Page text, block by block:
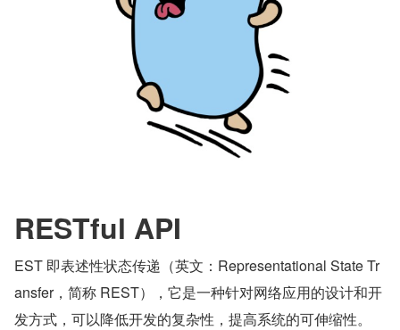
RESTful API
EST 即表述性状态传递（英文：Representational State Tr
ansfer，简称 REST），它是一种针对网络应用的设计和开
发方式，可以降低开发的复杂性，提高系统的可伸缩性。